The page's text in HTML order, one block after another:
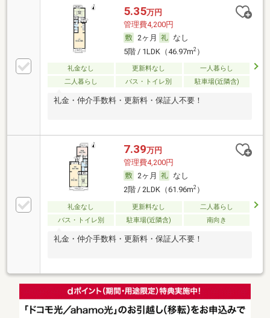
5.35万円
管理費4,200円
2ヶ月
なし
5階 / 1LDK（46.97m2）
礼金なし 更新料なし
一人暮らし
二人暮らし
バス・トイレ別 駐車場(近隣含)
礼金・仲介手数料・更新料・保証人不要！
7.39万円
管理費4,200円
2ヶ月
なし
2階 / 2LDK（61.96m2）
礼金なし 更新料なし
二人暮らし
バス・トイレ別
駐車場(近隣含) 南向き
礼金・仲介手数料・更新料・保証人不要！